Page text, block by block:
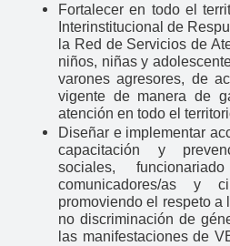
Fortalecer en todo el
Interinstitucional de
la Red de Servicios de
niños, niñas y
varones agresores, de
vigente de manera de
atención en todo el
Diseñar e implementar
capacitación y
sociales,
comunicadores/as y
promoviendo el respeto a
no discriminación de
las manifestaciones de